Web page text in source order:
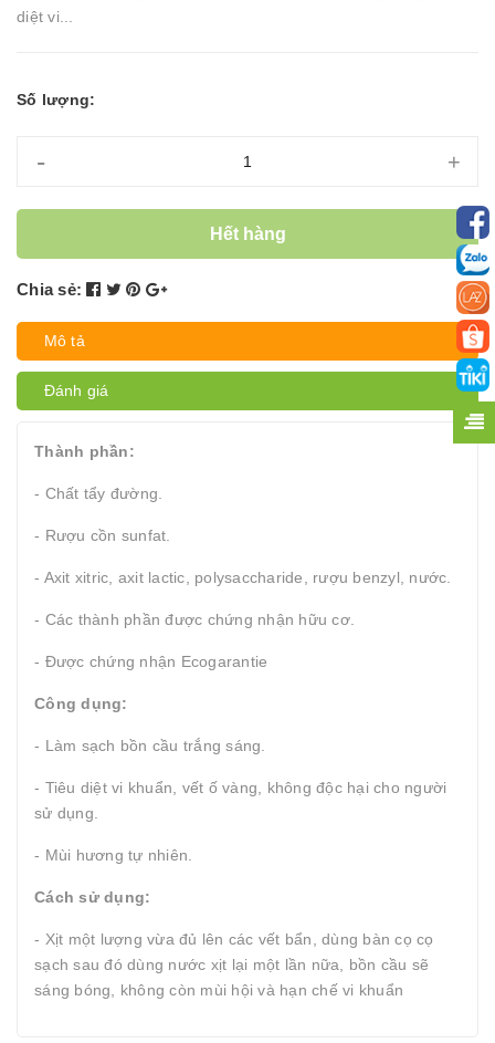
diệt vi...
Số lượng:
- +
Hết hàng
Chia sẻ:
Mô tả
Đánh giá
Thành phần:
- Chất tẩy đường.
- Rượu cồn sunfat.
- Axit xitric, axit lactic, polysaccharide, rượu benzyl, nước.
- Các thành phần được chứng nhận hữu cơ.
- Được chứng nhận Ecogarantie
Công dụng:
- Làm sạch bồn cầu trắng sáng.
- Tiêu diệt vi khuẩn, vết ố vàng, không độc hại cho người
sử dụng.
- Mùi hương tự nhiên.
Cách sử dụng:
- Xịt một lượng vừa đủ lên các vết bẩn, dùng bàn cọ cọ
sạch sau đó dùng nước xịt lại một lần nữa, bồn cầu sẽ
sáng bóng, không còn mùi hội và hạn chế vi khuẩn